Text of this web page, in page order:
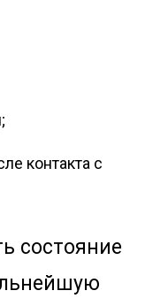
контакта с
состояние